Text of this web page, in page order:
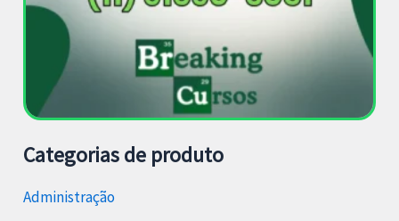
Categorias de produto
Administração